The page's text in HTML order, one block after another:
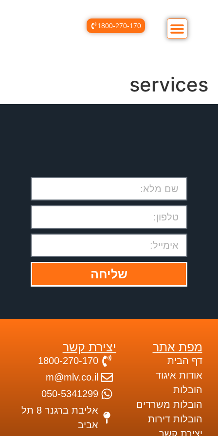
1800-270-170
services
שליחה
מפת אתר
דף הבית
אודות איגוד
הובלות
הובלות משרדים
הובלות דירות
יצירת קשר
יצירת קשר
1800-270-170
m@mlv.co.il
050-5341299
אליבת ברגנר 8 תל
אביב